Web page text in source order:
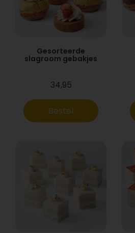
Gesorteerde
slagroom gebakjes
34,95
Bestel